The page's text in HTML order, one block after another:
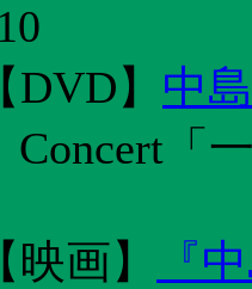
【DVD】 中
Concert
【 映画】
『